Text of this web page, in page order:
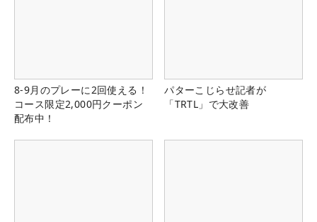
8-9月のプレーに2回使える！
コース限定2,000円クーポン
配布中！
パターこじらせ記者が
「TRTL」で大改善